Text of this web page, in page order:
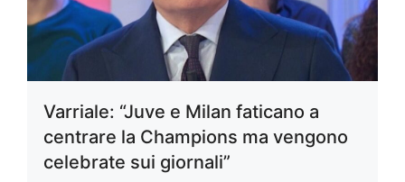
Varriale: “Juve e Milan faticano a
centrare la Champions ma vengono
celebrate sui giornali”